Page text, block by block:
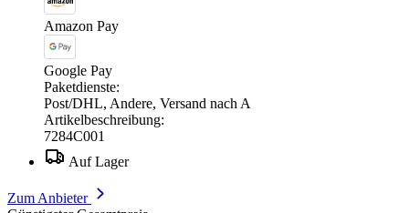
Amazon Pay
Google Pay
Paketdienste:
Post/DHL, Andere, Versand nach A
Artikelbeschreibung:
7284C001
Auf Lager
Zum Anbieter